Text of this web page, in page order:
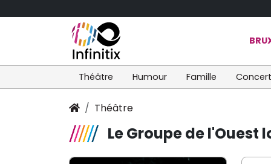
Théâtre Humour Famille Concert
Théâtre
Le Groupe de l'Ouest